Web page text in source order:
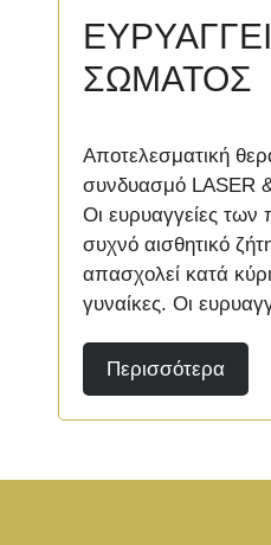
ΣΩΜΑΤΟΣ
Αποτελεσματική
συνδυασμό LASER
Οι ευρυαγγείες των
συχνό αισθητικό
απασχολεί κατά
γυναίκες. Οι
Περισσότερα